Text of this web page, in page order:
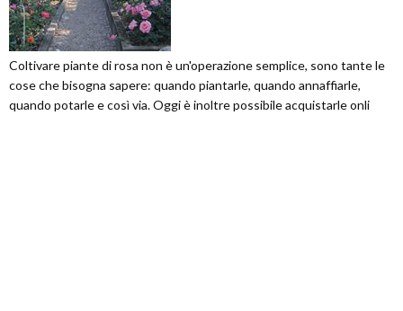
Coltivare piante di rosa non è un'operazione semplice, sono tante le
cose che bisogna sapere: quando piantarle, quando annaffiarle,
quando potarle e così via. Oggi è inoltre possibile acquistarle onli